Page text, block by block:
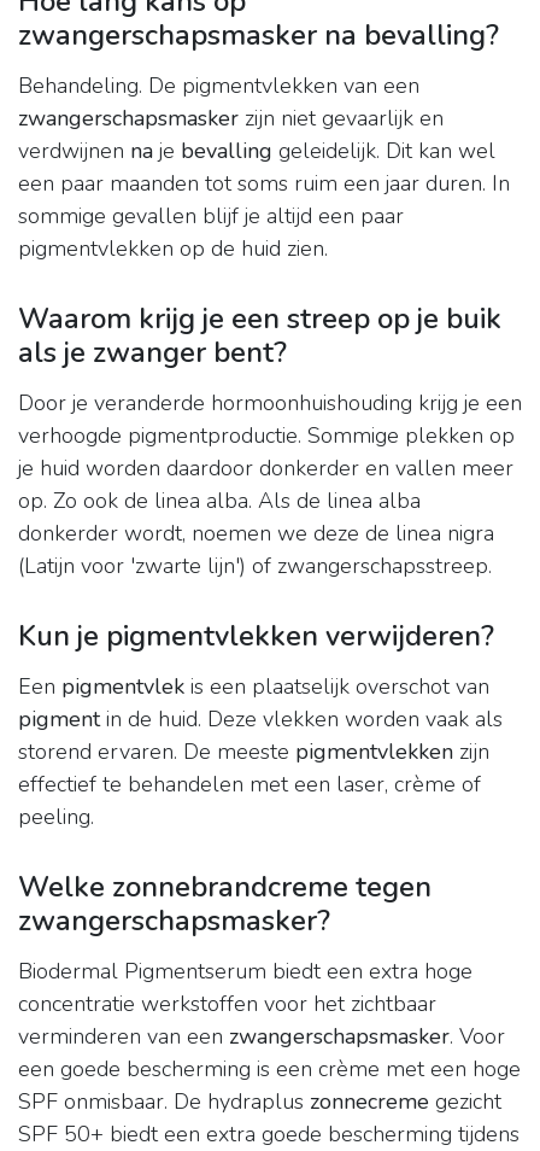
zwangerschapsmasker na bevalling?
Behandeling. De pigmentvlekken van een
zwangerschapsmasker zijn niet gevaarlijk en
verdwijnen na je bevalling geleidelijk. Dit kan wel
een paar maanden tot soms ruim een jaar duren. In
sommige gevallen blijf je altijd een paar
pigmentvlekken op de huid zien.
Waarom krijg je een streep op je buik
als je zwanger bent?
Door je veranderde hormoonhuishouding krijg je een
verhoogde pigmentproductie. Sommige plekken op
je huid worden daardoor donkerder en vallen meer
op. Zo ook de linea alba. Als de linea alba
donkerder wordt, noemen we deze de linea nigra
(Latijn voor 'zwarte lijn') of zwangerschapsstreep.
Kun je pigmentvlekken verwijderen?
Een pigmentvlek is een plaatselijk overschot van
pigmentin de huid. Deze vlekken worden vaak als
storend ervaren. De meeste pigmentvlekken zijn
effectief te behandelen met een laser, crème of
peeling.
Welke zonnebrandcreme tegen
zwangerschapsmasker?
Biodermal Pigmentserum biedt een extra hoge
concentratie werkstoffen voor het zichtbaar
verminderen van een zwangerschapsmasker. Voor
een goede bescherming is een crème met een hoge
SPF onmisbaar. De hydraplus zonnecreme gezicht
SPF 50+ biedt een extra goede bescherming tijdens